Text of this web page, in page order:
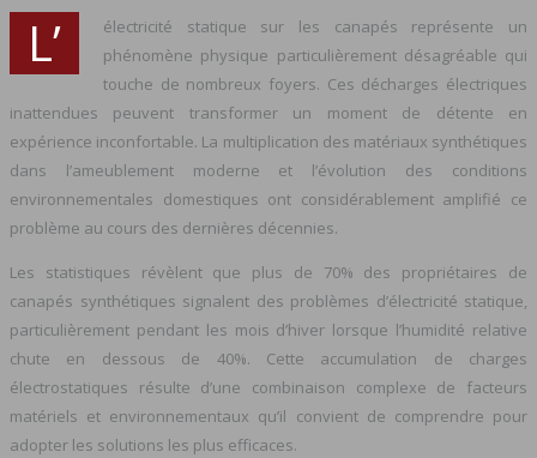
L’
électricité statique sur les canapés représente un
phénomène physique particulièrement désagréable qui
touche de nombreux foyers. Ces décharges électriques
inattendues peuvent transformer un moment de détente en
expérience inconfortable. La multiplication des matériaux synthétiques
dans l’ameublement moderne et l’évolution des conditions
environnementales domestiques ont considérablement amplifié ce
problème au cours des dernières décennies.
Les statistiques révèlent que plus de 70% des propriétaires de
canapés synthétiques signalent des problèmes d’électricité statique,
particulièrement pendant les mois d’hiver lorsque l’humidité relative
chute en dessous de 40%. Cette accumulation de charges
électrostatiques résulte d’une combinaison complexe de facteurs
matériels et environnementaux qu’il convient de comprendre pour
adopter les solutions les plus efficaces.